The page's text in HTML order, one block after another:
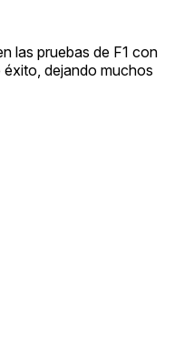
las pruebas de F1 con
dejando muchos